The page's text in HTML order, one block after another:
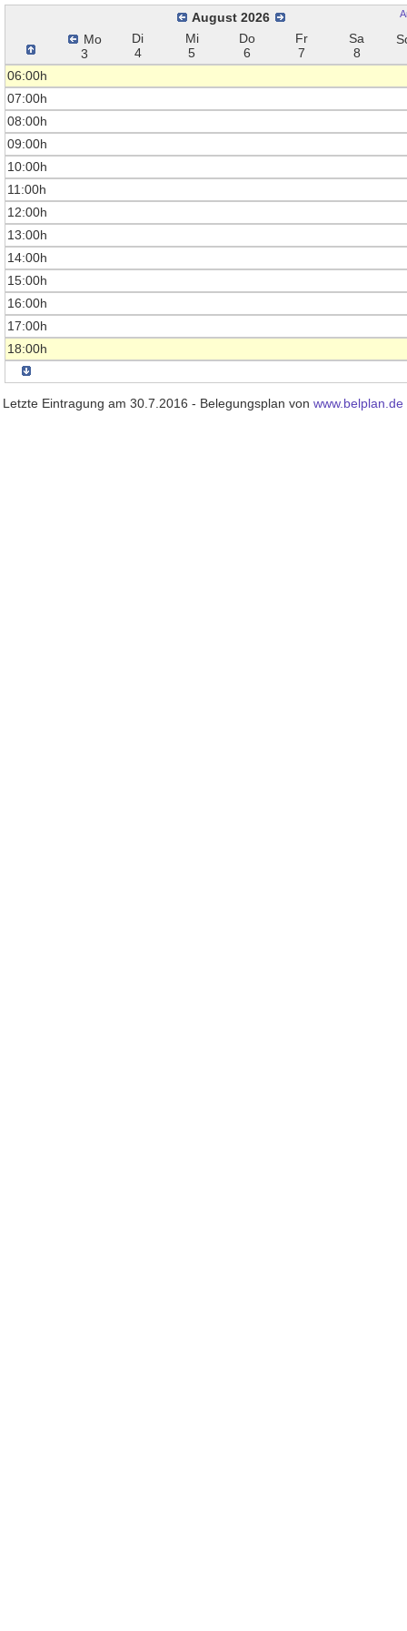
August 2026
Mo
3
Di
4
Mi
5
Do
6
Fr
7
Sa
8
06:00h
07:00h
08:00h
09:00h
10:00h
11:00h
12:00h
13:00h
14:00h
15:00h
16:00h
17:00h
18:00h
Letzte Eintragung am 30.7.2016 - Belegungsplan von www.belplan.de